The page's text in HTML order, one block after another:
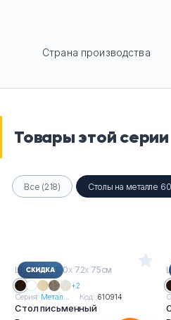
Страна производства
Товары этой серии
Все (218) Столы на металле
Ш хГхВ : 120х 72х 75см
+2
Серия: Метал... Код: 610914
Стол письменный
Ш